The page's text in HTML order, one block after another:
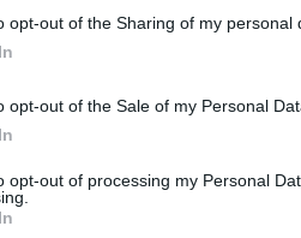
opt-out of the Sharing of my personal
opt-out of the Sale of my Personal
opt-out of processing my Personal
a frequentare gli ambienti
e culturalmente, ormai
Vinicius de Moraes. A
con «Canzone per
Negli anni Settanta il
connesso al